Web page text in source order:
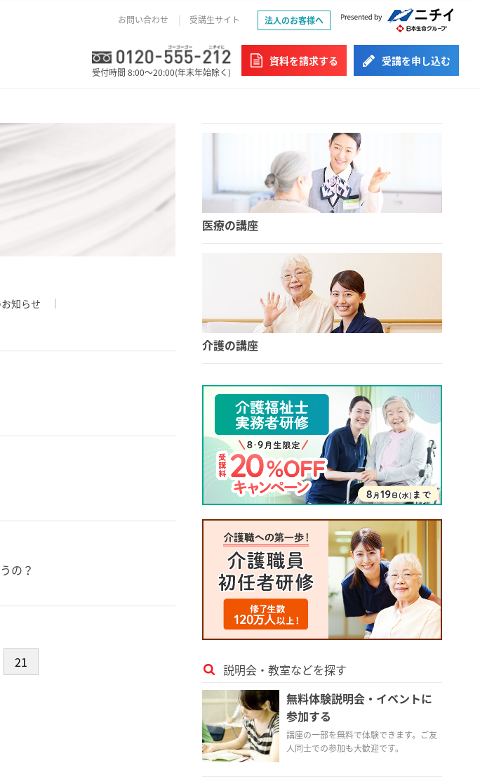
お問い合わせ 受講生サイト 法人のお客様へ
受付時間 8:00～20:00(年末年始除く)
資料を請求する 受講を申し込む
知らせ
の？
21
医療の講座
介護の講座
説明会・教室などを探す
無料体験説明会・イベントに
参加する
講座の一部を無料で体験できます。ご友
人同士での参加も大歓迎です。